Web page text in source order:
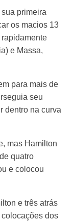
primeira
os macios 13
e Massa,
para mais de
seu
dentro na curva
mas Hamilton
quatro
e colocou
e três atrás
dos